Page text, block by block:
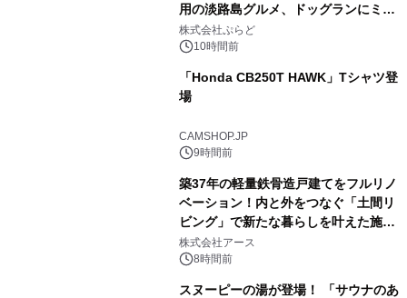
用の淡路島グルメ、ドッグランにミニ
プール グランピングとトレーラーハウ
スの2施設で
株式会社ぷらど
10時間前
「Honda CB250T HAWK」Tシャツ登
場
CAMSHOP.JP
9時間前
築37年の軽量鉄骨造戸建てをフルリノ
ベーション！内と外をつなぐ「土間リ
ビング」で新たな暮らしを叶えた施工
事例を株式会社アースが公開
株式会社アース
8時間前
スヌーピーの湯が登場！ 「サウナのあ